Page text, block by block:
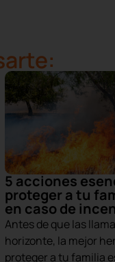
5 acciones
proteger a tu
en caso de
Antes de que las
horizonte, la mejor
proteger a tu familia